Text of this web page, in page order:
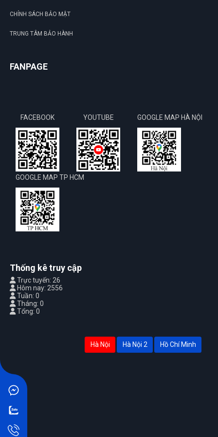
CHÍNH SÁCH BẢO MẬT
TRUNG TÂM BẢO HÀNH
FANPAGE
FACEBOOK YOUTUBE GOOGLE MAP HÀ NỘI
GOOGLE MAP TP HCM
Thống kê truy cập
Trực tuyến: 26
Hôm nay: 2556
Tuần: 0
Tháng: 0
Tổng: 0
Hà Nội Hà Nội 2 Hồ Chí Minh